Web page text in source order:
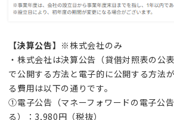
【決算公告】 ※株式会社のみ
・株式会社は決算公告（貸借対照表の公
で公開する方法と電子的に公開する方法
る費用は以下の通りです。
①電子公告（マネーフォワードの電子公
る）：3,980円（税抜）